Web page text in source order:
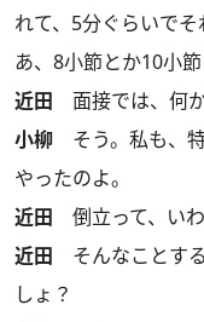
れて、5分ぐらいで
あ、8小節とか10小
近田 面接では、何
小柳 そう。私も、
やったのよ。
近田 倒立って、い
近田 そんなことす
しょ？